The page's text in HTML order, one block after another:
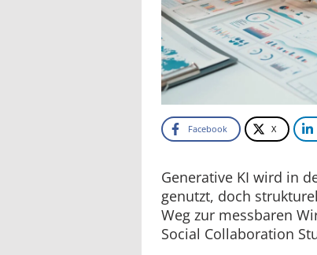
Facebook X
Generative KI wird in
genutzt, doch
Weg zur messbaren
Social Collaboration